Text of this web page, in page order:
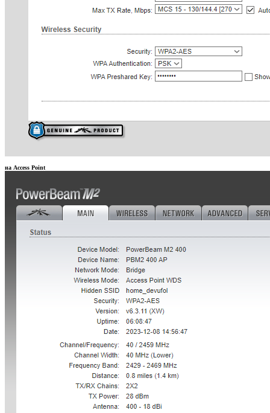
на Access Point